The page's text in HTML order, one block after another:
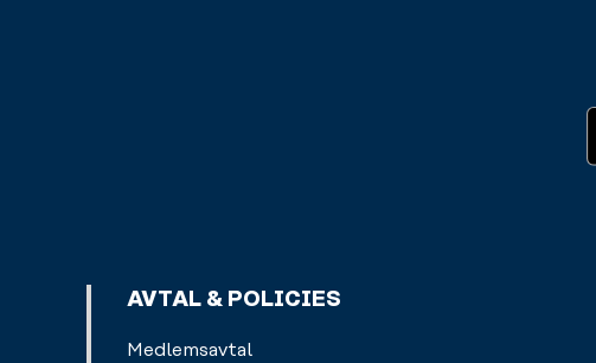
AVTAL & POLICIES
Medlemsavtal